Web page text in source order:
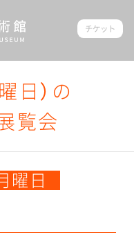
チケット
日）の
覧会
曜日